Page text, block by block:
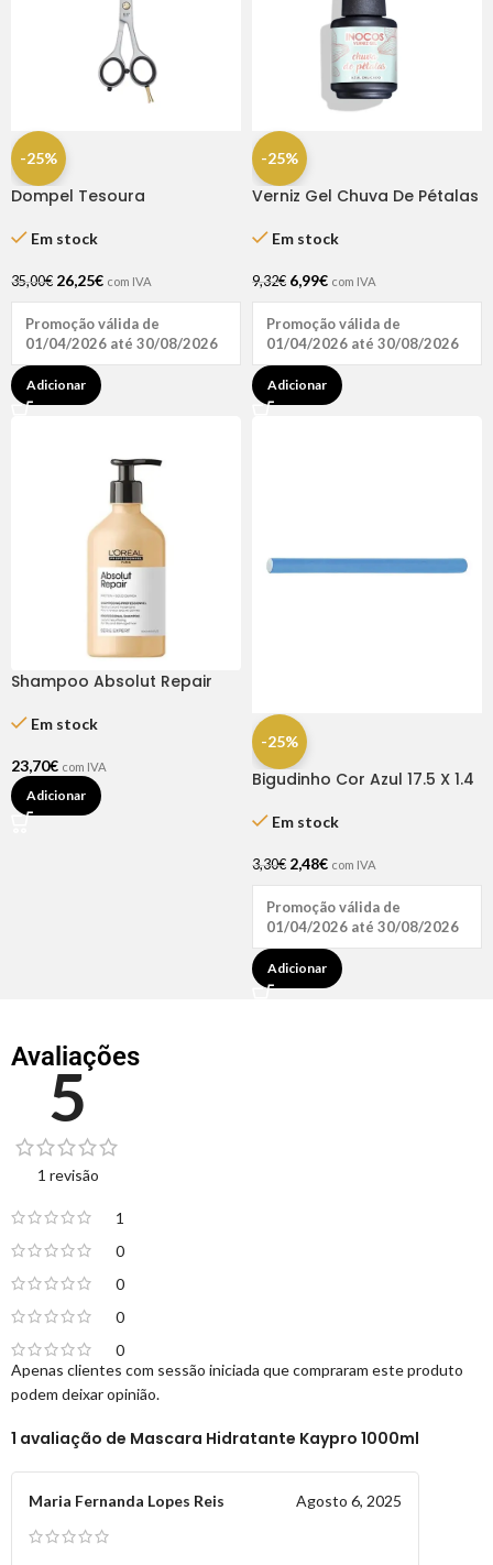
-25%
Dompel Tesoura
Navalha 6.5″
Em stock
35,00€ 26,25€ com IVA
Promoção válida de
01/04/2026 até 30/08/2026
Adicionar
-25%
Verniz Gel Chuva De Pétalas
Em stock
9,32€ 6,99€ com IVA
Promoção válida de
01/04/2026 até 30/08/2026
Adicionar
Shampoo Absolut Repair
Em stock
23,70€ com IVA
Adicionar
-25%
Bigudinho Cor Azul 17.5 X 1.4
Em stock
3,30€ 2,48€ com IVA
Promoção válida de
01/04/2026 até 30/08/2026
Adicionar
Avaliações
5
1 revisão
1
0
0
0
0
1 avaliação de Mascara Hidratante Kaypro 1000ml
Maria Fernanda Lopes Reis Agosto 6, 2025
Apenas clientes com sessão iniciada que compraram este produto
podem deixar opinião.